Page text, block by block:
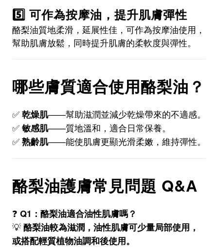
5️⃣ 可作為按摩油，提升肌膚彈性
酪梨油質地柔滑，延展性佳，可作為按摩油使用，
幫助肌膚放鬆，同時提升肌膚的柔軟度與彈性。
哪些膚質適合使用酪梨油？
✅乾燥肌——幫助滋潤並減少乾燥帶來的不適感。
✅敏感肌——質地溫和，適合日常保養。
✅熟齡肌——能使肌膚更顯光滑柔嫩，維持彈性。
酪梨油護膚常見問題 Q&A
❓ Q1：酪梨油適合油性肌膚嗎？
💡酪梨油較為滋潤，油性肌膚可少量局部使用，
或搭配輕質植物油調和後使用。